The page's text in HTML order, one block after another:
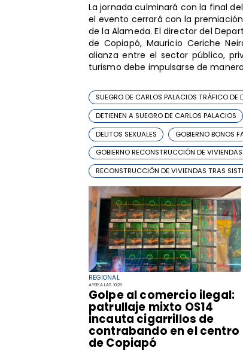
REGIONAL
AYER A LAS 10:29
Golpe al comercio ilegal:
patrullaje mixto OS14
incauta cigarrillos de
contrabando en el centro
de Copiapó
La jornada culminará con la final
el evento cerrará con la
de la Alameda. El director del
de Copiapó, Mauricio Ceriche
alianza entre el sector público,
turismo debe impulsarse de
SUEGRO DE CARLOS PALACIOS TRÁFICO DE
DETIENEN A SUEGRO DE CARLOS PALACIOS
DELITOS SEXUALES
GOBIERNO BONOS
GOBIERNO RECONSTRUCCIÓN DE VIVIENDAS
RECONSTRUCCIÓN DE VIVIENDAS TRAS